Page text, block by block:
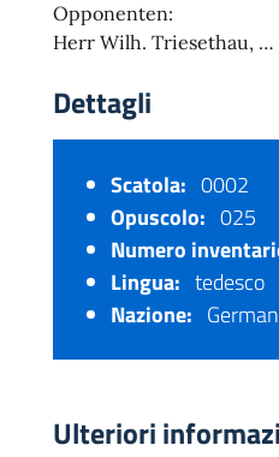
Opponenten:
Herr Wilh. Triesethau, …
Dettagli
Scatola: 0002
Opuscolo: 025
Numero
Lingua: tedesco
Nazione:
Ulteriori